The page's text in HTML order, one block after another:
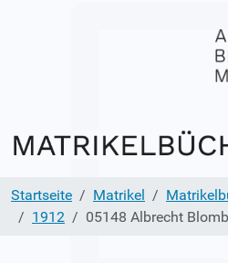
Startseite Matrikel
1912
05148 Albrecht